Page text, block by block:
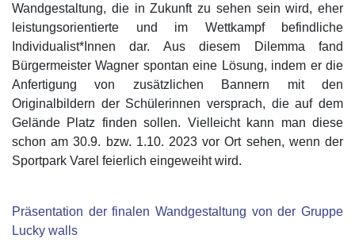
Wandgestaltung, die in Zukunft zu sehen sein wird, eher
leistungsorientierte und im Wettkampf befindliche
Individualist*Innen dar. Aus diesem Dilemma fand
Bürgermeister Wagner spontan eine Lösung, indem er die
Anfertigung von zusätzlichen Bannern mit den
Originalbildern der Schülerinnen versprach, die auf dem
Gelände Platz finden sollen. Vielleicht kann man diese
schon am 30.9. bzw. 1.10. 2023 vor Ort sehen, wenn der
Sportpark Varel feierlich eingeweiht wird.
Präsentation der finalen Wandgestaltung von der Gruppe
Lucky walls